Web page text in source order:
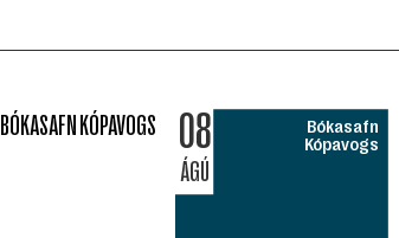
BÓKASAFN KÓPAVOGS 08
ÁGÚ
Bókasafn
Kópavogs